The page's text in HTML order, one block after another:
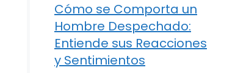
Cómo se Comporta un
Hombre Despechado:
Entiende sus Reacciones
y Sentimientos